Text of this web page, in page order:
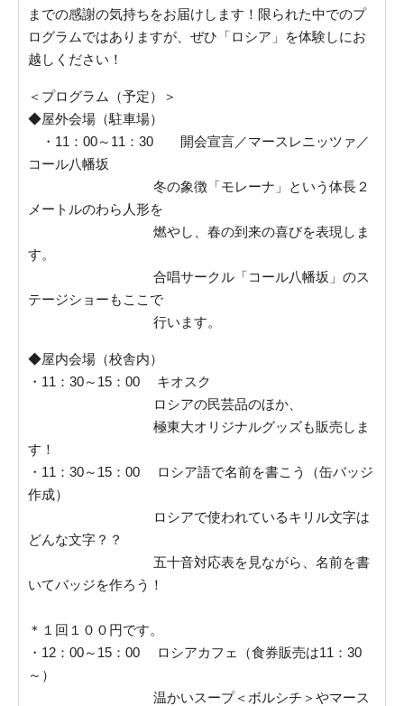
までの感謝の気持ちをお届けします！限られた中でのプ
ログラムではありますが、ぜひ「ロシア」を体験しにお
越しください！
＜プログラム（予定）＞
◆屋外会場（駐車場）
・11：00～11：30 開会宣言／マースレニッツァ／
コール八幡坂
冬の象徴「モレーナ」という体長２
メートルのわら人形を
燃やし、春の到来の喜びを表現しま
す。
合唱サークル「コール八幡坂」のス
テージショーもここで
行います。
◆屋内会場（校舎内）
・11：30～15：00 キオスク
ロシアの民芸品のほか、
極東大オリジナルグッズも販売しま
す！
・11：30～15：00 ロシア語で名前を書こう（缶バッジ
作成）
ロシアで使われているキリル文字は
どんな文字？？
五十音対応表を見ながら、名前を書
いてバッジを作ろう！
＊１回１００円です。
・12：00～15：00 ロシアカフェ（食券販売は11：30
～）
温かいスープ＜ボルシチ＞やマース